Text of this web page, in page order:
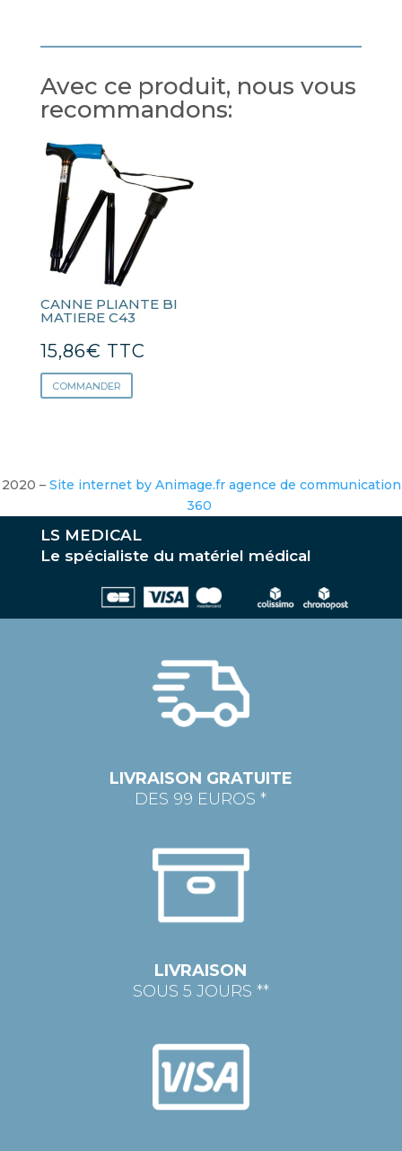
Avec ce produit, nous vous
recommandons:
CANNE PLIANTE BI
MATIERE C43
15,86€ TTC
COMMANDER
2020 – Site internet by Animage.fr agence de communication
360
LS MEDICAL
Le spécialiste du matériel médical
LIVRAISON GRATUITE
DES 99 EUROS *
LIVRAISON
SOUS 5 JOURS **